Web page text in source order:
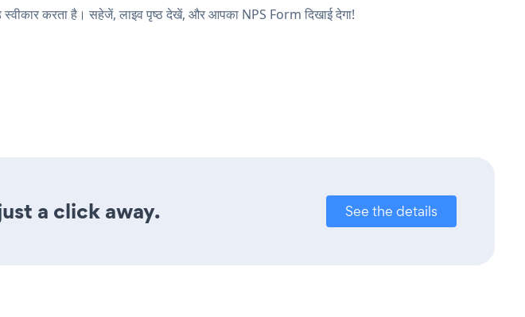
करता है। सहेजें, लाइव पृष्ठ देखें, और आपका NPS Form दिखाई देगा!
a click away. See the details